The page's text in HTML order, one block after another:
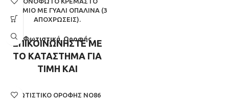
ΧΡΏΜΙΟ ΜΕ ΓΥΑΛΊ ΟΠΑΛΊΝΑ (3
ΑΠΟΧΡΏΣΕΙΣ).
Φωτιστικά,Οροφής
ΕΠΙΚΟΙΝΩΝΗΣΤΕ ΜΕ
ΤΟ ΚΑΤΑΣΤΗΜΑ ΓΙΑ
ΤΙΜΗ ΚΑΙ
ΦΩΤΙΣΤΙΚΌ ΟΡΟΦΉΣ ΝΟ86